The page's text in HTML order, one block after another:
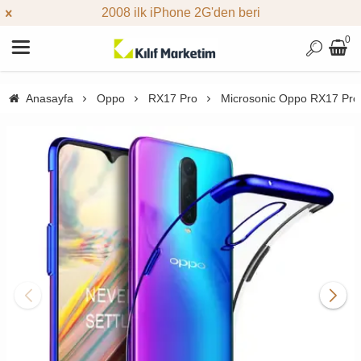
2008 ilk iPhone 2G'den beri
0
Anasayfa Oppo RX17 Pro Microsonic Oppo RX17